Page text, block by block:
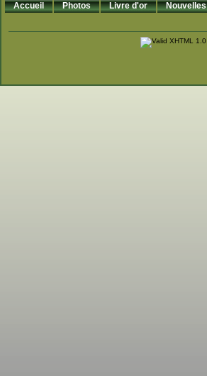
Accueil Photos Livre d'or Nouvelles